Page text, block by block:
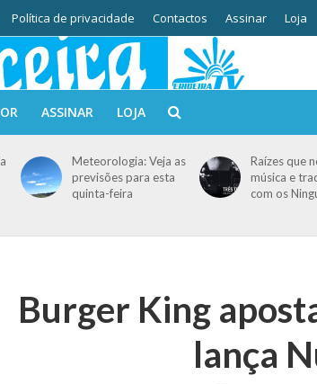
Política de privacidade Contactos Assinar Loja
ASSINAR LOJA
Meteorologia: Veja as
previsões para esta
quinta-feira
Raízes que
música e
com os
Burger King
lança